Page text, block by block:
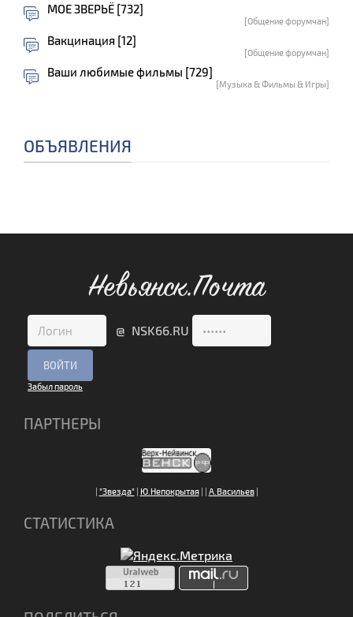
МОЕ ЗВЕРЬЁ [732]
[Общение форумчан]
Вакцинация [12]
[Общение форумчан]
Ваши любимые фильмы [729]
[Музыка & Фильмы & Игры]
ОБЪЯВЛЕНИЯ
Невьянск.Почта
@ NSK66.RU
Забыл пароль
ПАРТНЕРЫ
| "Звезда"| Ю.Непокрытая| | А.Васильев|
СТАТИСТИКА